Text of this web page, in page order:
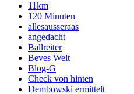
11km
120 Minuten
allesausseraas
angedacht
Ballreiter
Beves Welt
Blog-G
Check von hinten
Dembowski ermittelt